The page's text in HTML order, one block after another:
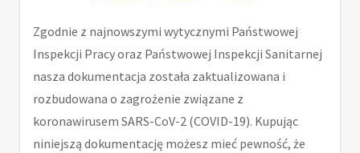
Zgodnie z najnowszymi wytycznymi Państwowej
Inspekcji Pracy oraz Państwowej Inspekcji Sanitarnej
nasza dokumentacja została zaktualizowana i
rozbudowana o zagrożenie związane z
koronawirusem SARS-CoV-2 (COVID-19). Kupując
niniejszą dokumentację możesz mieć pewność, że